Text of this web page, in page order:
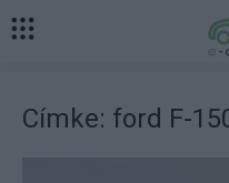
Címke: ford F-